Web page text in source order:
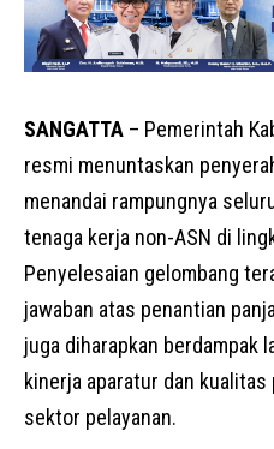
SANGATTA – Pemerintah
resmi menuntaskan
menandai rampungnya
tenaga kerja non-ASN di
Penyelesaian gelombang
jawaban atas penantian
juga diharapkan berdampak
kinerja aparatur dan
sektor pelayanan.